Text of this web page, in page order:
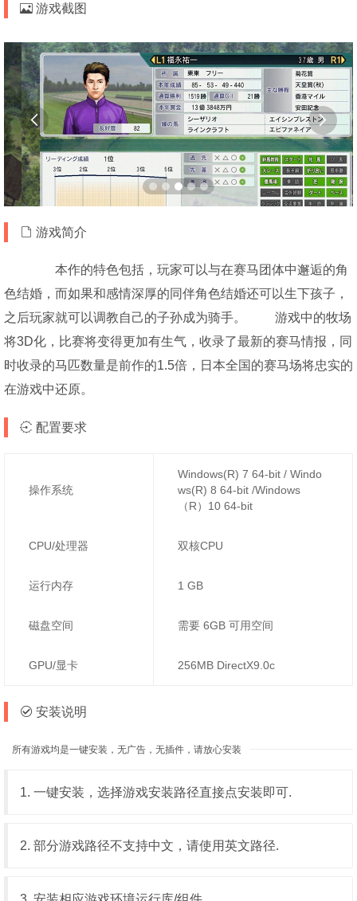
游戏截图
 
游戏简介
本作的特色包括，玩家可以与在赛马团体中邂逅的角
色结婚，而如果和感情深厚的同伴角色结婚还可以生下孩子，
之后玩家就可以调教自己的子孙成为骑手。 游戏中的牧场
将3D化，比赛将变得更加有生气，收录了最新的赛马情报，同
时收录的马匹数量是前作的1.5倍，日本全国的赛马场将忠实的
在游戏中还原。
配置要求
操作系统
Windows(R) 7 64-bit / Windo
ws(R) 8 64-bit /Windows
（R）10 64-bit
CPU/处理器 双核CPU
运行内存 1 GB
磁盘空间 需要 6GB 可用空间
GPU/显卡 256MB DirectX9.0c
安装说明
所有游戏均是一键安装，无广告，无插件，请放心安装
1. 一键安装，选择游戏安装路径直接点安装即可.
2. 部分游戏路径不支持中文，请使用英文路径.